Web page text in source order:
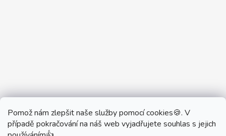
Pomož nám zlepšit naše služby pomocí cookies🍪. V
případě pokračování na náš web vyjadřujete souhlas s jejich
Partner Showroom MONOBRAND
Partner Eshop Monobrand.online